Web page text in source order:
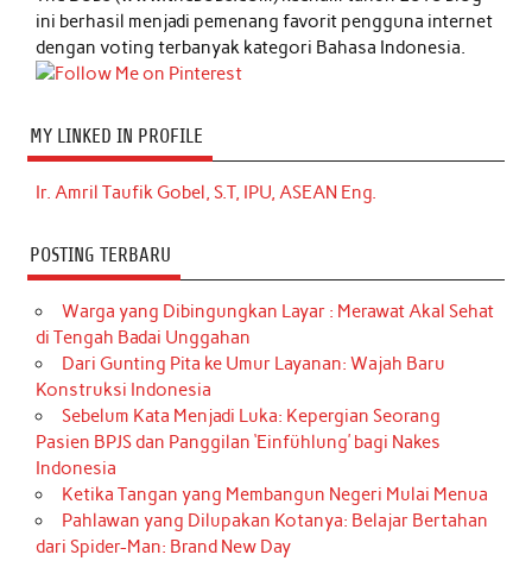
ini berhasil menjadi pemenang favorit pengguna internet
dengan voting terbanyak kategori Bahasa Indonesia.
MY LINKED IN PROFILE
Ir. Amril Taufik Gobel, S.T, IPU, ASEAN Eng.
POSTING TERBARU
Warga yang Dibingungkan Layar : Merawat Akal Sehat
di Tengah Badai Unggahan
Dari Gunting Pita ke Umur Layanan: Wajah Baru
Konstruksi Indonesia
Sebelum Kata Menjadi Luka: Kepergian Seorang
Pasien BPJS dan Panggilan ‘Einfühlung’ bagi Nakes
Indonesia
Ketika Tangan yang Membangun Negeri Mulai Menua
Pahlawan yang Dilupakan Kotanya: Belajar Bertahan
dari Spider-Man: Brand New Day